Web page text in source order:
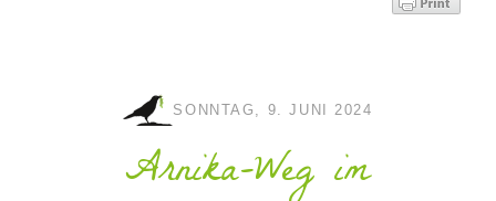
SONNTAG, 9. JUNI 2024
Arnika-Weg im